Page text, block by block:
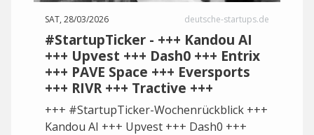
SAT, 28/03/2026 deutsche-startups.de
#StartupTicker - +++ Kandou AI
+++ Upvest +++ Dash0 +++ Entrix
+++ PAVE Space +++ Eversports
+++ RIVR +++ Tractive +++
+++ #StartupTicker-Wochenrückblick +++
Kandou AI +++ Upvest +++ Dash0 +++